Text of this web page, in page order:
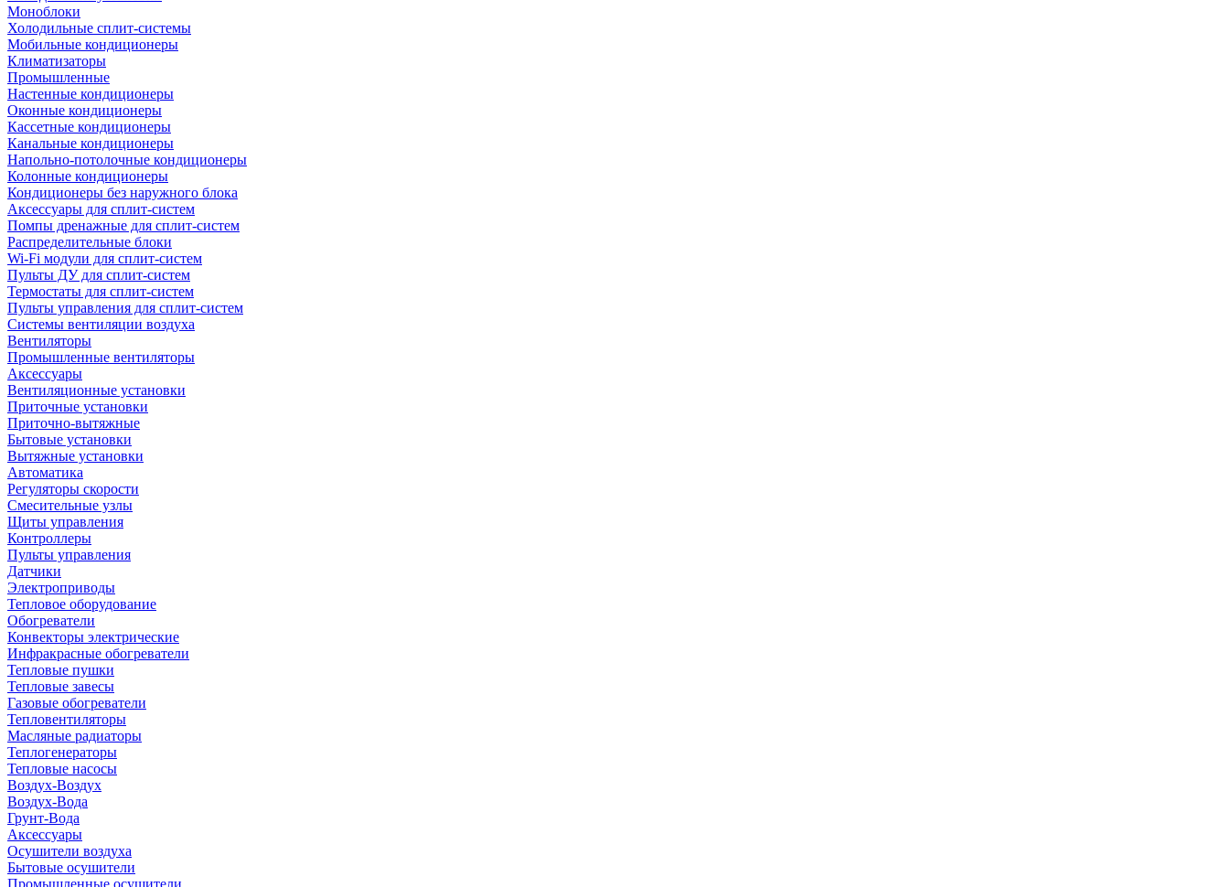
Моноблоки
Холодильные сплит-системы
Мобильные кондиционеры
Климатизаторы
Промышленные
Настенные кондиционеры
Оконные кондиционеры
Кассетные кондиционеры
Канальные кондиционеры
Напольно-потолочные кондиционеры
Колонные кондиционеры
Кондиционеры без наружного блока
Аксессуары для сплит-систем
Помпы дренажные для сплит-систем
Распределительные блоки
Wi-Fi модули для сплит-систем
Пульты ДУ для сплит-систем
Термостаты для сплит-систем
Пульты управления для сплит-систем
Системы вентиляции воздуха
Вентиляторы
Промышленные вентиляторы
Аксессуары
Вентиляционные установки
Приточные установки
Приточно-вытяжные
Бытовые установки
Вытяжные установки
Автоматика
Регуляторы скорости
Смесительные узлы
Щиты управления
Контроллеры
Пульты управления
Датчики
Электроприводы
Тепловое оборудование
Обогреватели
Конвекторы электрические
Инфракрасные обогреватели
Тепловые пушки
Тепловые завесы
Газовые обогреватели
Тепловентиляторы
Масляные радиаторы
Теплогенераторы
Тепловые насосы
Воздух-Воздух
Воздух-Вода
Грунт-Вода
Аксессуары
Осушители воздуха
Бытовые осушители
Промышленные осушители